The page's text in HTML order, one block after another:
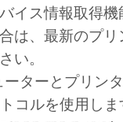
約書に同意でき
ことはできませ
様が「キヤノン
ヤノン製品」
イス情報取得
は、最新のプ
い。
ーターとプリン
コルを使用し